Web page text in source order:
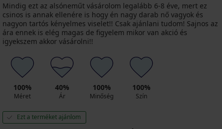
Mindig ezt az alsóneműt vásárolom legalább 6-8 éve, mert ez
csinos is annak ellenére is hogy én nagy darab nő vagyok és
nagyon tartós kényelmes viselet!! Csak ajánlani tudom! Sajnos az
ára ennek is elég magas de figyelem mikor van akció és
igyekszem akkor vásárolni!!
100%
Méret
40%
Ár
100%
Minőség
100%
Szín
Ezt a terméket ajánlom